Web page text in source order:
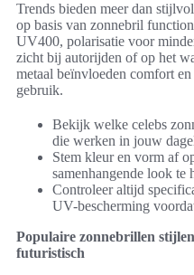
Trends bieden meer dan
op basis van zonnebril
UV400, polarisatie voor
zicht bij autorijden of op het
metaal beïnvloeden comfort
gebruik.
Bekijk welke celebs
die werken in jouw
Stem kleur en vorm af
samenhangende look te
Controleer altijd
UV-bescherming
Populaire zonnebrillen
futuristisch